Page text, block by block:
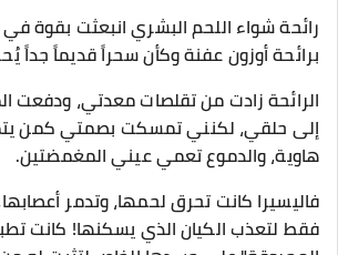
​رائحة شواء اللحم البشري انبعثت بقوة
برائحة أوزون عفنة وكأن سحراً قديماً جداً
الرائحة زادت من تقلصات معدتي، ودفعت
إلى حلقي، لكنني تمسكت بصمتي كمن
هاوية، والدموع تعمي عيني المغمضتين.
​فاليسيرا كانت تحرق لحمها، وتدمر
فقط لتعذب الكيان الذي يسكنها! كانت